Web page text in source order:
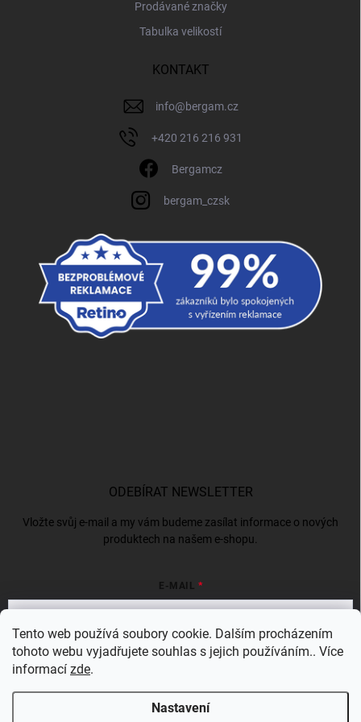
Tento web používá soubory cookie. Dalším procházením
tohoto webu vyjadřujete souhlas s jejich používáním.. Více
informací zde.
Nastavení
Prodávané značky
Tabulka velikostí
KONTAKT
info@bergam.cz
+420 216 216 931
Bergamcz
bergam_czsk
ODEBÍRAT NEWSLETTER
Vložte svůj e-mail a my vám budeme zasílat informace o nových
produktech na našem e-shopu.
E-MAIL
Vložením e-mailu souhlasíte s
Přihlásit se